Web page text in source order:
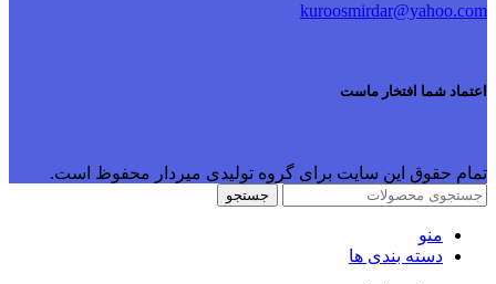
kuroosmirdar@yahoo.com
اعتماد شما افتخار ماست
تمام حقوق این سایت برای گروه تولیدی میردار محفوظ است.
جستجو
منو
دسته بندی ها